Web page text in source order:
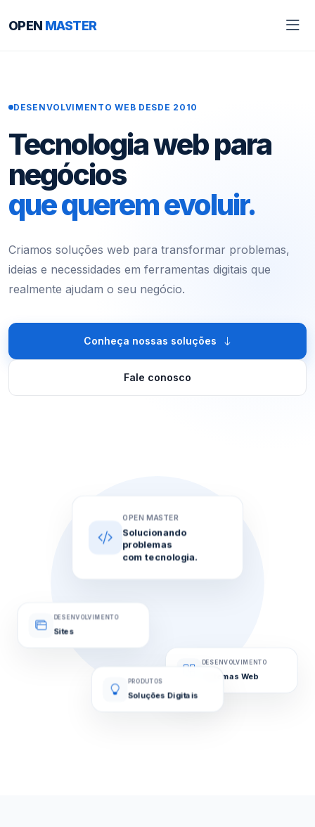
OPEN MASTER
DESENVOLVIMENTO WEB DESDE 2010
Tecnologia web para
negócios
que querem evoluir.
Criamos soluções web para transformar problemas,
ideias e necessidades em ferramentas digitais que
realmente ajudam o seu negócio.
Conheça nossas soluções
Fale conosco
OPEN MASTER
Solucionando
problemas
com tecnologia.
DESENVOLVIMENTO
Sites
DESENVOLVIMENTO
Sistemas Web
PRODUTOS
Soluções Digitais